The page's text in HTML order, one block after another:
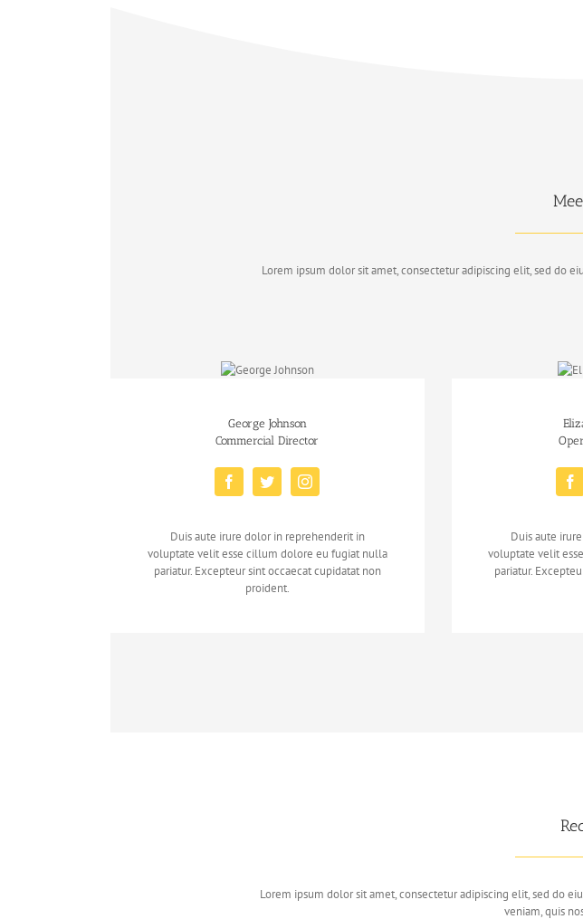
Lorem ipsum dolor sit amet, consectetur adipiscing elit, sed do
George Johnson
Commercial Director
Duis aute irure dolor in reprehenderit in
voluptate velit esse cillum dolore eu fugiat nulla
pariatur. Excepteur sint occaecat cupidatat non
proident.
Duis aute
voluptate velit
pariatur.
Lorem ipsum dolor sit amet, consectetur adipiscing elit, sed do
veniam, quis